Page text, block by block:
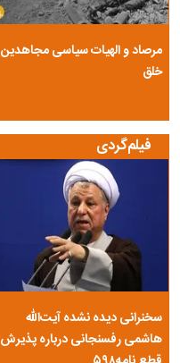
مرصاد و الهیات سیاسی مجاهدین
خلق
فیلم‌گردی
سخنرانی دیده نشده آیت‌الله
هاشمی رفسنجانی درباره پذیرش